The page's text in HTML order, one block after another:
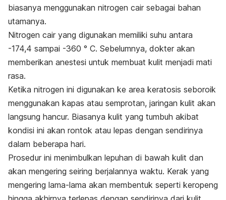
biasanya menggunakan nitrogen cair sebagai bahan
utamanya.
Nitrogen cair yang digunakan memiliki suhu antara
-174,4 sampai -360 ° C. Sebelumnya, dokter akan
memberikan anestesi untuk membuat kulit menjadi mati
rasa.
Ketika nitrogen ini digunakan ke area keratosis seboroik
menggunakan kapas atau semprotan, jaringan kulit akan
langsung hancur. Biasanya kulit yang tumbuh akibat
kondisi ini akan rontok atau lepas dengan sendirinya
dalam beberapa hari.
Prosedur ini menimbulkan lepuhan di bawah kulit dan
akan mengering seiring berjalannya waktu. Kerak yang
mengering lama-lama akan membentuk seperti keropeng